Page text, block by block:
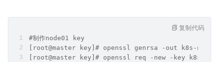
#制作node01 key
[root@master key]# openssl genrsa -out k8s-
[root@master key]# openssl req -new -key k8s-
复制代码